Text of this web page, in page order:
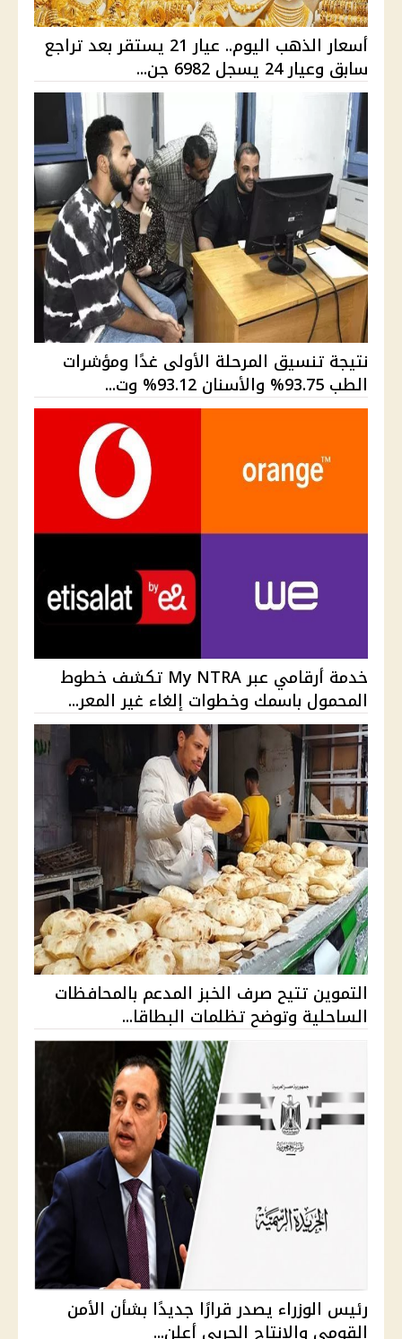
أسعار الذهب اليوم.. عيار 21 يستقر بعد تراجع
سابق وعيار 24 يسجل 6982 جن...
نتيجة تنسيق المرحلة الأولى غدًا ومؤشرات
الطب 93.75% والأسنان 93.12% وت...
خدمة أرقامي عبر My NTRA تكشف خطوط
المحمول باسمك وخطوات إلغاء غير المعر...
التموين تتيح صرف الخبز المدعم بالمحافظات
الساحلية وتوضح تظلمات البطاقا...
رئيس الوزراء يصدر قرارًا جديدًا بشأن الأمن